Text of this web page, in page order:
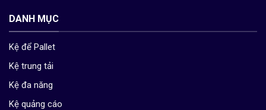
DANH MỤC
Kệ để Pallet
Kệ trung tải
Kệ đa năng
Kệ quảng cáo